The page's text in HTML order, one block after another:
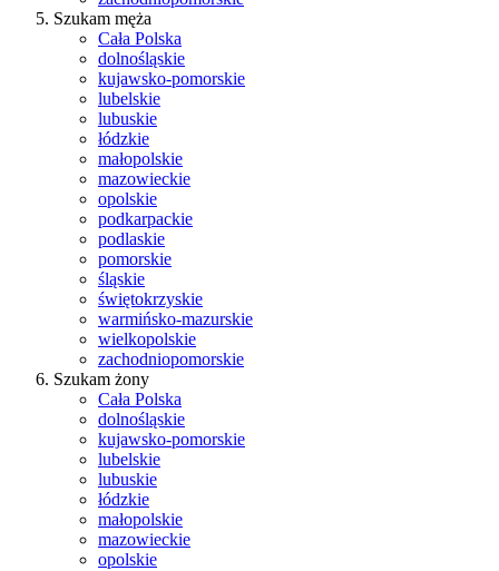
Szukam męża
Cała Polska
dolnośląskie
kujawsko-pomorskie
lubelskie
lubuskie
łódzkie
małopolskie
mazowieckie
opolskie
podkarpackie
podlaskie
pomorskie
śląskie
świętokrzyskie
warmińsko-mazurskie
wielkopolskie
zachodniopomorskie
Szukam żony
Cała Polska
dolnośląskie
kujawsko-pomorskie
lubelskie
lubuskie
łódzkie
małopolskie
mazowieckie
opolskie